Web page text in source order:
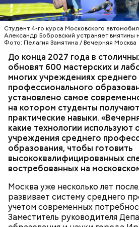
Студент 4-го курса Московского
Александр Бобровский устраняет вмятины
Фото: Пелагия Замятина / Вечерняя Москва
До конца 2027 года в
обновят 600 мастерских и
многих учреждениях среднего
профессионального
установлено самое
на котором студенты
практические навыки.
какие технологии используют
учреждения среднего
образования, чтобы готовить
высококвалифицированных
востребованных на
Москва уже несколько лет
развивает систему среднего
учетом современных
Заместитель руководителя
— С учетом их запросов
образовательные программы, а
занимает не менее 70
времени, — рассказала она. —
качество обучения, мы
тысячи мастерских и
сообщила, что к 2031 году
обновить инфраструктуру
том числе — построить семь
обучаться более 60 тысяч
выпускников успешно
заявила она.
ОБРАЗОВАНИЕ МОСКВА
Мария добавила, что здесь она
киношники работают
подошло бы ей по складу ума и